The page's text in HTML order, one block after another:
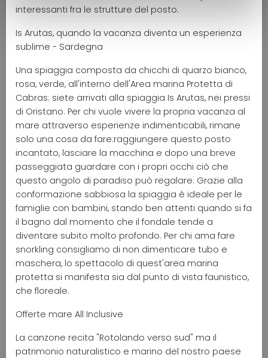
interessanti fra le strutture del posto.
Is Arutas, quando la vacanza diventa un esperienza
sublime - Sardegna
Una spiaggia composta da chicchi di quarzo bianco,
rosa, verde, all'interno dell'Area marina Protetta di
Cabras: siete arrivati alla spiaggia Is Arutas, nei pressi
di Oristano. Per chi vuole vivere la propria vacanza al
mare attraverso esperienze indimenticabili, rimane
solo una cosa da fare:raggiungere questo posto
incantato, lasciare la macchina e dopo una breve
passeggiata guardare con i propri occhi ciò che
questo angolo di paradiso può regalare. Grazie alla
conformazione sabbiosa la spiaggia è ideale per le
famiglie con bambini, stando ben attenti quando si fa
il bagno dal momento che il fondale tende a
diventare subito molto profondo. Per chi ama fare
snorkling consigliamo di non dimenticare tubo e
maschera, lo spettacolo di quest'area marina
protetta si manifesta sia dal punto di vista faunistico,
che floreale.
Offerte mare All Inclusive
La canzone recita "Rotolando verso sud" ma il
patrimonio naturalistico e marino del nostro paese